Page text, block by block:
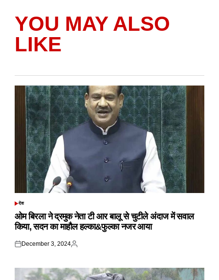
YOU MAY ALSO
LIKE
POSTED
देश
ओम बिरला ने द्रमुक नेता टी आर बालू से चुटीले अंदाज में सवाल
किया, सदन का माहौल हल्का&फुल्का नजर आया
Posted
December 3, 2024
Posted